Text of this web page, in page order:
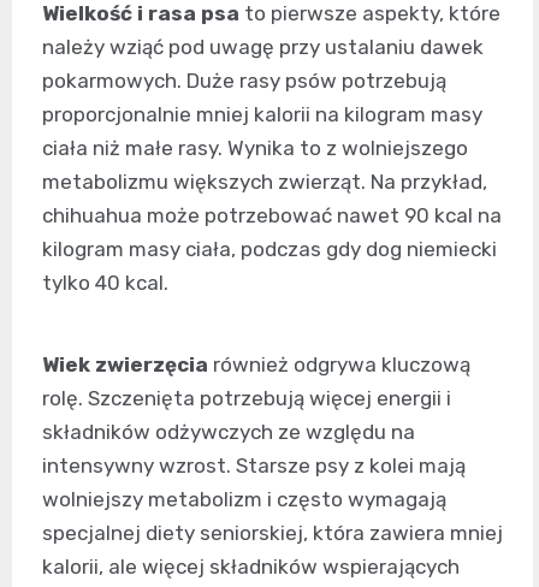
Wielkość i rasa psa to pierwsze aspekty, które
należy wziąć pod uwagę przy ustalaniu dawek
pokarmowych. Duże rasy psów potrzebują
proporcjonalnie mniej kalorii na kilogram masy
ciała niż małe rasy. Wynika to z wolniejszego
metabolizmu większych zwierząt. Na przykład,
chihuahua może potrzebować nawet 90 kcal na
kilogram masy ciała, podczas gdy dog niemiecki
tylko 40 kcal.
Wiek zwierzęcia również odgrywa kluczową
rolę. Szczenięta potrzebują więcej energii i
składników odżywczych ze względu na
intensywny wzrost. Starsze psy z kolei mają
wolniejszy metabolizm i często wymagają
specjalnej diety seniorskiej, która zawiera mniej
kalorii, ale więcej składników wspierających